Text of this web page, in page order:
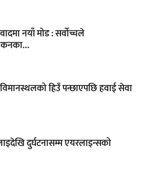
नयाँ मोड : सर्वोच्चले
हिउँ पन्छाएपछि हवाई सेवा
दुर्घटनासम्म एयरलाइन्सको